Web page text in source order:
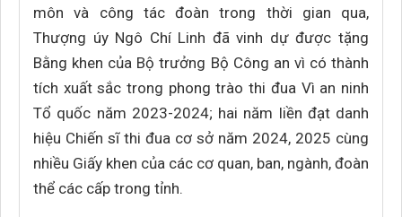
môn và công tác đoàn trong thời gian qua,
Thượng úy Ngô Chí Linh đã vinh dự được tặng
Bằng khen của Bộ trưởng Bộ Công an vì có thành
tích xuất sắc trong phong trào thi đua Vì an ninh
Tổ quốc năm 2023-2024; hai năm liền đạt danh
hiệu Chiến sĩ thi đua cơ sở năm 2024, 2025 cùng
nhiều Giấy khen của các cơ quan, ban, ngành, đoàn
thể các cấp trong tỉnh.